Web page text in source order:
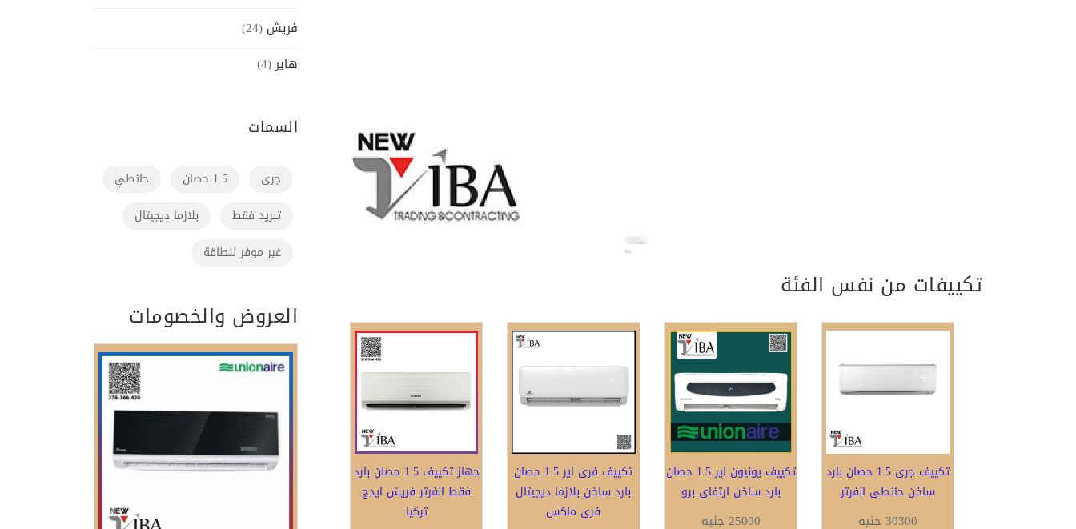
تكييفات من نفس الفئة
تكييف جرى 1.5 حصان بارد
ساخن حائطى انفرتر
30300 جنيه
تكييف يونيون اير 1.5 حصان
بارد ساخن ارتفاى برو
25000 جنيه
تكييف فرى اير 1.5 حصان
بارد ساخن بلازما ديجيتال
فرى ماكس
جهاز تكييف 1.5 حصان بارد
فقط انفرتر فريش ايدج
تركيا
فريش (24)
هاير(4)
السمات
جرى 1.5 حصان
حائطي
تبريد فقط
بلازما ديجيتال
غير موفر للطاقة
العروض والخصومات